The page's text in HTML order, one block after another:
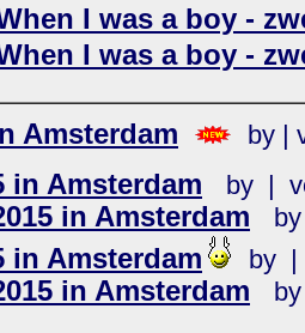
I was a boy -
I was a boy -
Amsterdam by |
in Amsterdam by |
in Amsterdam
in Amsterdam by |
in Amsterdam